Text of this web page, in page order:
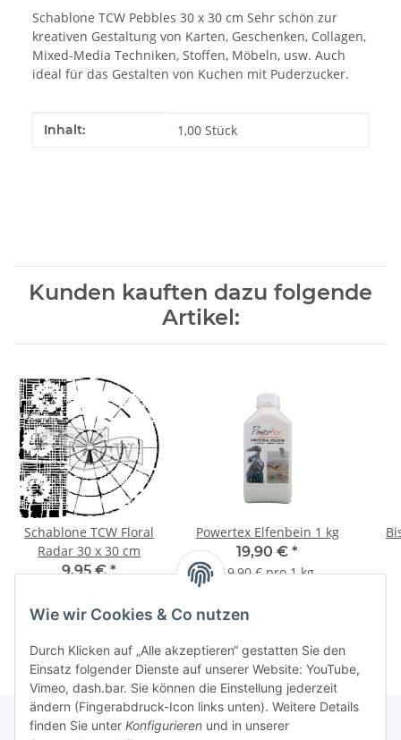
Wie wir Cookies & Co nutzen
Durch Klicken auf „Alle akzeptieren“ gestatten Sie den
Einsatz folgender Dienste auf unserer Website: YouTube,
Vimeo, dash.bar. Sie können die Einstellung jederzeit
ändern (Fingerabdruck-Icon links unten). Weitere Details
finden Sie unter Konfigurieren und in unserer
Schablone TCW Pebbles 30 x 30 cm Sehr schön zur
kreativen Gestaltung von Karten, Geschenken, Collagen,
Mixed-Media Techniken, Stoffen, Möbeln, usw. Auch
ideal für das Gestalten von Kuchen mit Puderzucker.
Produkteigenschaft
Wert
Inhalt: 1,00 Stück
Kunden kauften dazu folgende
Artikel:
Schablone TCW Floral
Radar 30 x 30 cm
9,95 €*
Powertex Elfenbein 1 kg
19,90 € *
19,90 € pro 1 kg